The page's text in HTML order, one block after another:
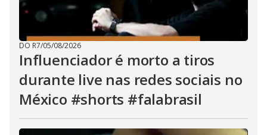
DO R7/05/08/2026
Influenciador é morto a tiros
durante live nas redes sociais no
México #shorts #falabrasil